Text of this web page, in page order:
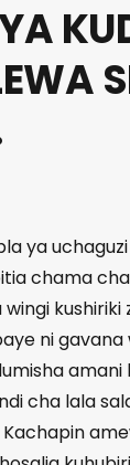
ya
chama
kushiriki
ni
cha lala